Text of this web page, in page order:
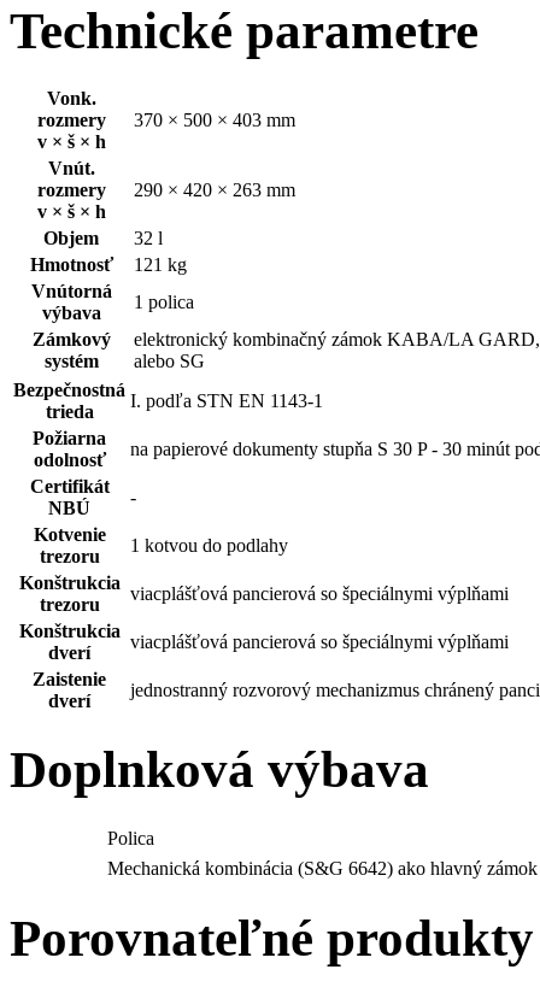
Technické parametre
Vonk.
rozmery
v × š × h
370 × 500 × 403 mm
Vnút.
rozmery
v × š × h
290 × 420 × 263 mm
Objem
32 l
Hmotnosť
121 kg
Vnútorná
výbava
1 polica
Zámkový
systém
elektronický kombinačný zámok KABA/LA
alebo SG
Bezpečnostná
trieda
I. podľa STN EN 1143-1
Požiarna
odolnosť
na papierové dokumenty stupňa S 30 P - 30 minút
Certifikát
NBÚ
-
Kotvenie
trezoru
1 kotvou do podlahy
Konštrukcia
trezoru
viacplášťová pancierová so špeciálnymi výplňami
Konštrukcia
dverí
viacplášťová pancierová so špeciálnymi výplňami
Zaistenie
dverí
jednostranný rozvorový mechanizmus chránený
Doplnková výbava
Polica
Mechanická kombinácia (S&G 6642) ako hlavný zámok
Porovnateľné produkty